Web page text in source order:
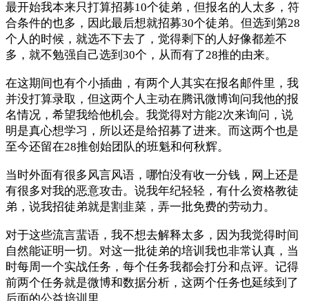
最开始我本来只打算招募10个徒弟，但报名的人太多，符
合条件的也多，因此最后想就招募30个徒弟。但选到第28
个人的时候，就选不下去了，觉得剩下的人好像都差不
多，就不勉强自己选到30个，从而有了28推的由来。
在这期间也有个小插曲，有两个人其实在报名邮件里，我
并没打算录取，但这两个人主动在腾讯微博询问我他的报
名情况，希望我给他机会。我觉得对方能2次来询问，说
明是真心想学习，所以还是给招募了进来。而这两个也是
至今还留在28推创始团队的班魁和何秋辉。
当时外面有很多风言风语，哪怕没有收一分钱，网上还是
有很多对我的恶意攻击。说我年纪轻轻，有什么资格教徒
弟，说我招徒弟就是割韭菜，弄一批免费的劳动力。
对于这些流言蜚语，我不想去解释太多，因为我觉得时间
自然能证明一切。对这一批徒弟的培训我也非常认真，当
时每周一个实战任务，每个任务我都会打分和点评。记得
前两个任务就是微博和数据分析，这两个任务也延续到了